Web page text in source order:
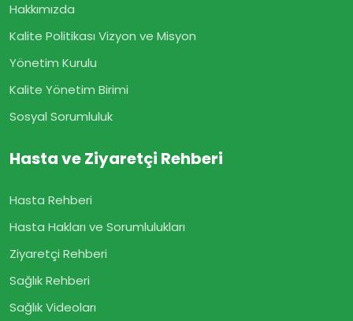
Hakkımızda
Kalite Politikası Vizyon ve Misyon
Yönetim Kurulu
Kalite Yönetim Birimi
Sosyal Sorumluluk
Hasta ve Ziyaretçi Rehberi
Hasta Rehberi
Hasta Hakları ve Sorumlulukları
Ziyaretçi Rehberi
Sağlık Rehberi
Sağlık Videoları